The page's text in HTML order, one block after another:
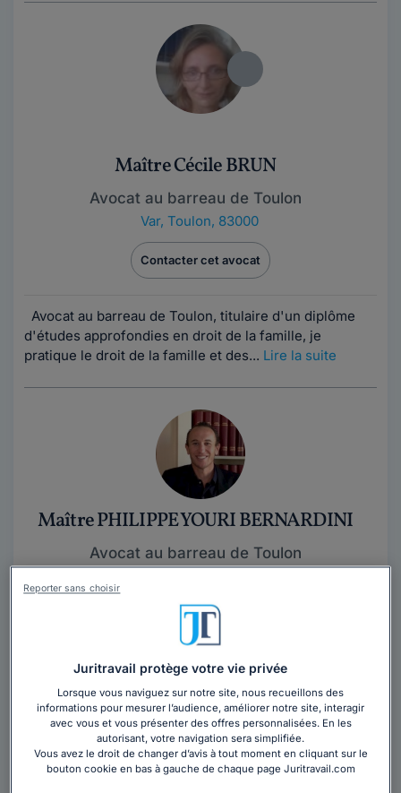
Maître Cécile BRUN
Avocat au barreau de Toulon
Var, Toulon, 83000
Contacter cet avocat
Avocat au barreau de Toulon, titulaire d'un diplôme
d'études approfondies en droit de la famille, je
pratique le droit de la famille et des... Lire la suite
Maître PHILIPPE YOURI BERNARDINI
Avocat au barreau de Toulon
Contacter cet avocat
Accident, erreur médicale, traumatisme crânien,
indemnisation... Refusez la fatalité, ne soyez pas
victime deux fois ! Défendez- vous...Lire la suite
Vous souhaitez rencontrer un avocat en
cabinet à Toulon ?
Juritravail protège votre vie privée
Lorsque vous naviguez sur notre site, nous recueillons des
informations pour mesurer l’audience, améliorer notre site, interagir
avec vous et vous présenter des offres personnalisées. En les
autorisant, votre navigation sera simplifiée.
Vous avez le droit de changer d’avis à tout moment en cliquant sur le
bouton cookie en bas à gauche de chaque page Juritravail.com
Reporter sans choisir